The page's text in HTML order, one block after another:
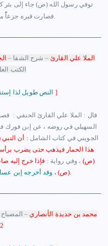
توفي رسول الله (ص) جاء إلى بئر
فصارت قبره جزعاًًً منه على رسول الله (ص).
الملا علي القارئ – شرح الشفا –
الكتب
النص طويل لذا ]
السهيلي في روضه ، عن إبن فورك
الجويني في كتاب الشامل : أن
هذا الحمار فيذهب حتى يضرب
(ص) ، وفي رواية : فإذا خرج إليه
(ص) ، وقد أخرجه إبن عساكر ، عن إبن منظور وله صحبة.
محمد بن حديدة الأنصاري–
)